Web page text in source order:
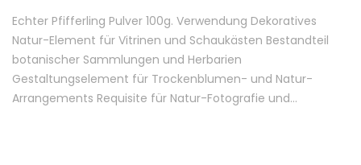
Echter Pfifferling Pulver 100g. Verwendung Dekoratives
Natur-Element für Vitrinen und Schaukästen Bestandteil
botanischer Sammlungen und Herbarien
Gestaltungselement für Trockenblumen- und Natur-
Arrangements Requisite für Natur-Fotografie und…